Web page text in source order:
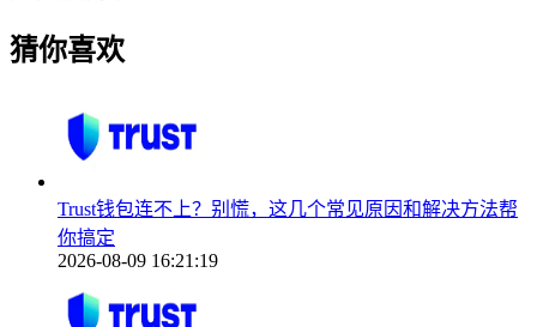
猜你喜欢
Trust钱包连不上？别慌，这几个常见原因和解决方法帮
你搞定
2026-08-09 16:21:19